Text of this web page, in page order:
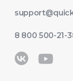
8 800 500-21-